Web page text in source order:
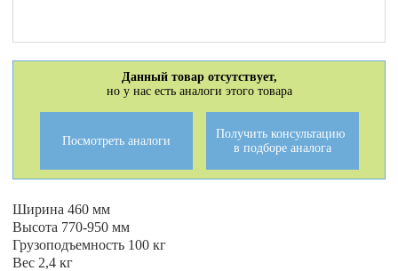
Данный товар отсутствует,
но у нас есть аналоги этого товара
Посмотреть аналоги
Получить консультацию
в подборе аналога
Ширина 460 мм
Высота 770-950 мм
Грузоподъемность 100 кг
Вес 2,4 кг